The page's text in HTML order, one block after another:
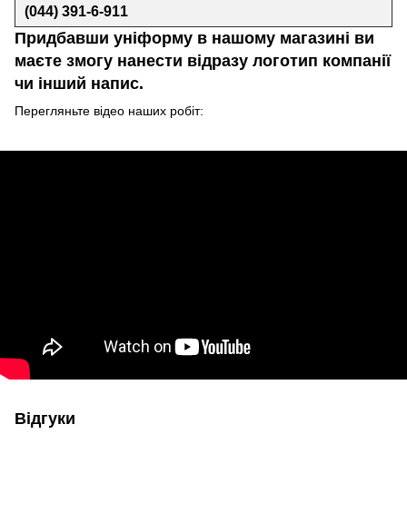
(044) 391-6-911
Придбавши уніформу в нашому магазині ви
маєте змогу нанести відразу логотип компанії
чи інший напис.
Перегляньте відео наших робіт:
Відгуки